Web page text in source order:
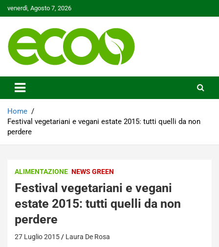
to
venerdì, Agosto 7, 2026
Ecoo.it
Home
Festival vegetariani e vegani estate 2015: tutti quelli da non
perdere
ALIMENTAZIONE NEWS GREEN
Festival vegetariani e vegani
estate 2015: tutti quelli da non
perdere
27 Luglio 2015 Laura De Rosa